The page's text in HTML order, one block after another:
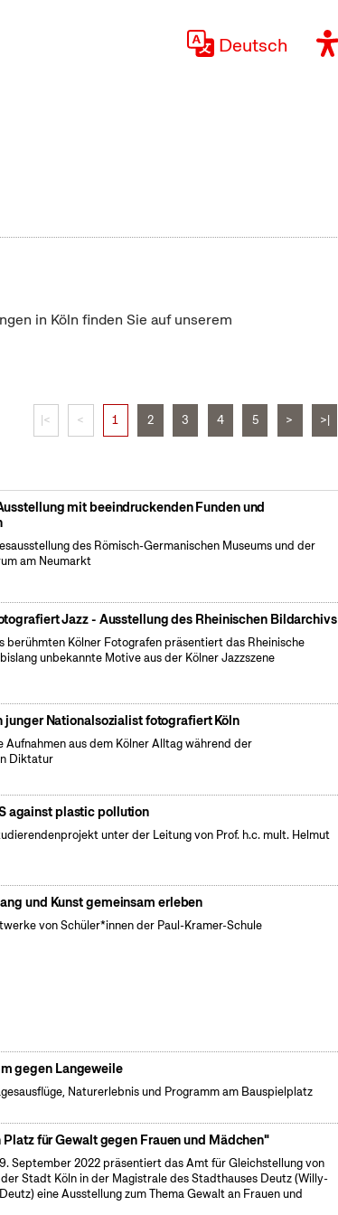
Deutsch
in Köln finden Sie auf unserem
|< < 1 2 3 4 5 > >|
mit beeindruckenden Funden und
des Römisch-Germanischen Museums und der
am Neumarkt
Jazz - Ausstellung des Rheinischen Bildarchivs
berühmten Kölner Fotografen präsentiert das Rheinische
unbekannte Motive aus der Kölner Jazzszene
junger Nationalsozialist fotografiert Köln
Aufnahmen aus dem Kölner Alltag während der
Diktatur
against plastic pollution
unter der Leitung von Prof. h.c. mult. Helmut
und Kunst gemeinsam erleben
von Schüler*innen der Paul-Kramer-Schule
gegen Langeweile
Naturerlebnis und Programm am Bauspielplatz
für Gewalt gegen Frauen und Mädchen"
September 2022 präsentiert das Amt für Gleichstellung von
Stadt Köln in der Magistrale des Stadthauses Deutz (Willy-
eine Ausstellung zum Thema Gewalt an Frauen und